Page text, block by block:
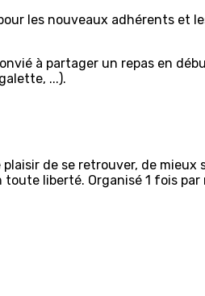
les nouveaux adhérents et
à partager un repas en
...).
de se retrouver, de mieux
liberté. Organisé 1 fois par